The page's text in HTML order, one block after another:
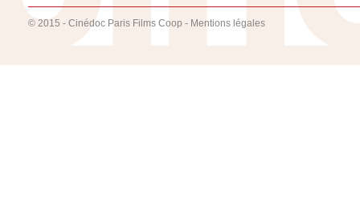
© 2015 - Cinédoc Paris Films Coop - Mentions légales